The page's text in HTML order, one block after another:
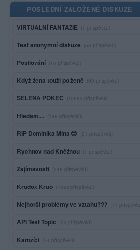
POSLEDNÍ ZALOŽENÉ DISKUZE
VIRTUALNÍ FANTAZIE (1 příspěvků)
Test anonymní diskuze (53 příspěvků)
Posilování (16 příspěvků)
Když žena touží po ženě (93 příspěvků)
SELENA POKEC (10683 příspěvků)
Hledam.... (148 příspěvků)
RIP Dominika Mina 😔 (21 příspěvků)
Rychnov nad Kněžnou (1 příspěvků)
Zajímavosti (248 příspěvků)
Krudox Kruo (7888 příspěvků)
Nejhorší problémy ve vztahu??? (11 příspěvků)
API Test Topic (23 příspěvků)
Kamzíci (24 příspěvků)